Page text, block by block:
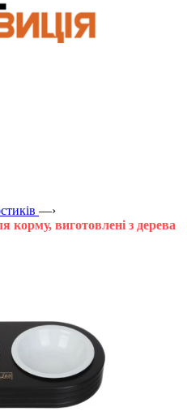
—›
корму, виготовлені з дерева